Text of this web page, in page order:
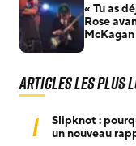
« Tu as
Rose
McKagan
Articles les plus
1
Slipknot :
un nouveau